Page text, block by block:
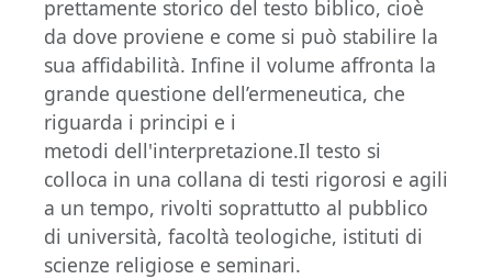
prettamente storico del testo biblico, cioè
da dove proviene e come si può stabilire la
sua affidabilità. Infine il volume affronta la
grande questione dell’ermeneutica, che
riguarda i principi e i
metodi dell'interpretazione.Il testo si
colloca in una collana di testi rigorosi e agili
a un tempo, rivolti soprattutto al pubblico
di università, facoltà teologiche, istituti di
scienze religiose e seminari.